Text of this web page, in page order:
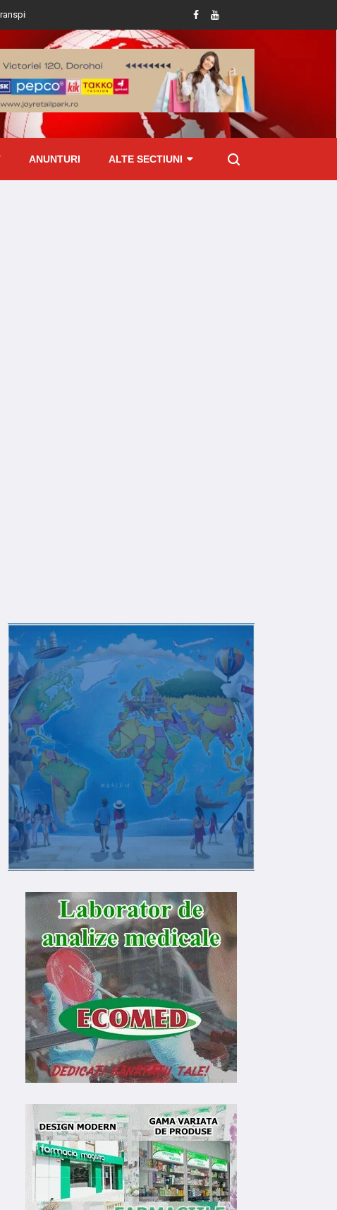
Tânără ajunsă la Spitalul Dorohoi cu tot cu mixer, după ce și-a prins
ANUNTURI ALTE SECTIUNI